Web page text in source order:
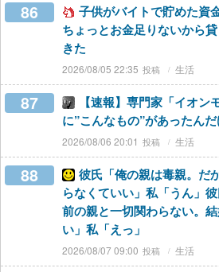
86
子供がバイトで貯めた資
ちょっとお金足りないから
きた
2026/08/05 22:35 生活
87
【速報】専門家「イオン
に”こんなもの”があったん
2026/08/06 20:01 生活
88
彼氏「俺の親は毒親。だ
らなくていい」私「うん」
前の親と一切関わらない。
い」私「えっ」
2026/08/07 09:00 生活